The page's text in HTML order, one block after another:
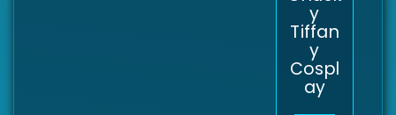
y
Tiffan
y
Cospl
ay